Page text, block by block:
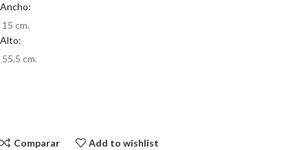
Ancho:
15 cm.
Alto:
55.5 cm.
Comparar Add to wishlist